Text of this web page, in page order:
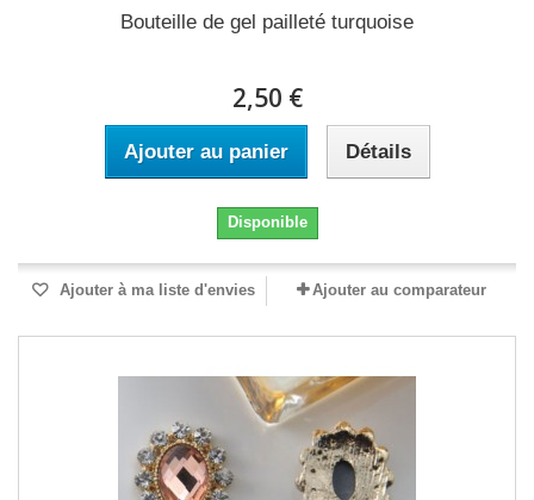
Bouteille de gel pailleté turquoise
2,50 €
Ajouter au panier Détails
Disponible
Ajouter à ma liste d'envies Ajouter au comparateur